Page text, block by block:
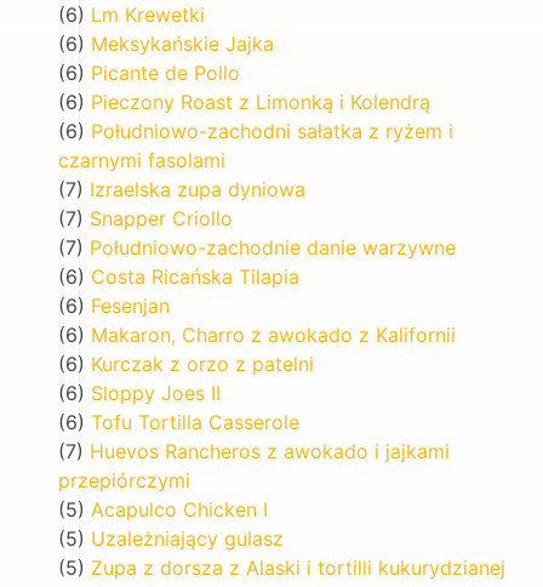
(6) Lm Krewetki
(6) Meksykańskie Jajka
(6) Picante de Pollo
(6) Pieczony Roast z Limonką i Kolendrą
(6) Południowo-zachodni sałatka z ryżem i
czarnymi fasolami
(7) Izraelska zupa dyniowa
(7) Snapper Criollo
(7) Południowo-zachodnie danie warzywne
(6) Costa Ricańska Tilapia
(6) Fesenjan
(6) Makaron, Charro z awokado z Kalifornii
(6) Kurczak z orzo z patelni
(6) Sloppy Joes II
(6) Tofu Tortilla Casserole
(7) Huevos Rancheros z awokado i jajkami
przepiórczymi
(5) Acapulco Chicken I
(5) Uzależniający gulasz
(5) Zupa z dorsza z Alaski i tortilli kukurydzianej